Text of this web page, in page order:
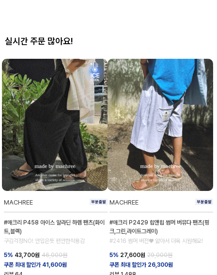
실시간 주문 많아요!
MACHREE
#매크리 P458 아이스 알라딘 하렘 팬츠(화이
트,블랙)
구김걱정NO! 안입은듯 편안한착용감
5% 43,700원 46,000원
쿠폰 최대 할인가 41,600원
MACHREE
#매크리 P2429 힙앤힙 썸머 버뮤다 팬츠(핑
크,그린,라이트그레이)
#2416 썸머 버전♥ 얇아서 더욱 시원해요!
5% 27,600원 29,000원
쿠폰 최대 할인가 26,300원